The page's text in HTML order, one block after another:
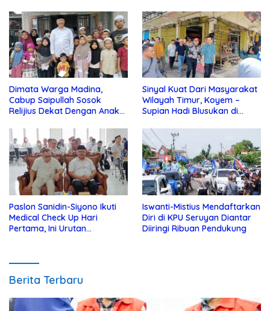
Dimata Warga Madina,
Cabup Saipullah Sosok
Relijius Dekat Dengan Anak
Sinyal Kuat Dari Masyarakat
Wilayah Timur, Koyem –
Supian Hadi Blusukan di
Paslon Sanidin-Siyono Ikuti
Medical Check Up Hari
Pertama, Ini Urutan
Iswanti-Mistius Mendaftarkan
Diri di KPU Seruyan Diantar
Diiringi Ribuan Pendukung
Berita Terbaru